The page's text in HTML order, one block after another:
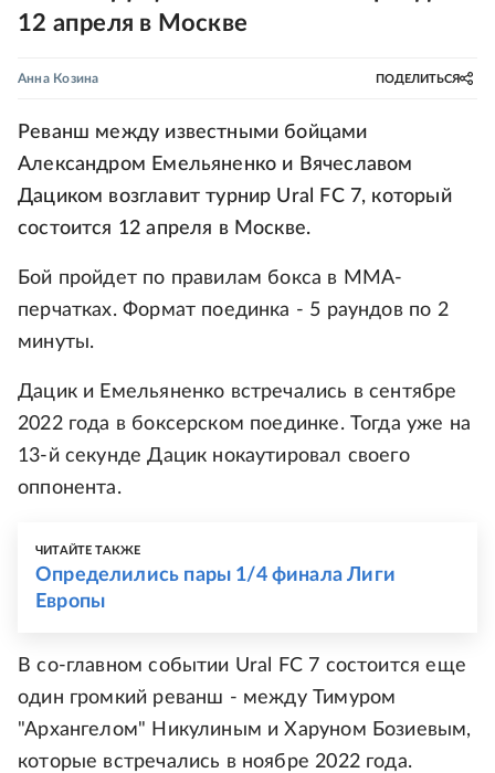
12 апреля в Москве
Анна Козина ПОДЕЛИТЬСЯ
Реванш между известными бойцами
Александром Емельяненко и Вячеславом
Дациком возглавит турнир Ural FC 7, который
состоится 12 апреля в Москве.
Бой пройдет по правилам бокса в ММА-
перчатках. Формат поединка - 5 раундов по 2
минуты.
Дацик и Емельяненко встречались в сентябре
2022 года в боксерском поединке. Тогда уже на
13-й секунде Дацик нокаутировал своего
оппонента.
ЧИТАЙТЕ ТАКЖЕ
Определились пары 1/4 финала Лиги
Европы
В со-главном событии Ural FC 7 состоится еще
один громкий реванш - между Тимуром
"Архангелом" Никулиным и Харуном Бозиевым,
которые встречались в ноябре 2022 года.